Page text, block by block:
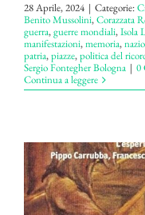
28 Aprile, 2024 | Categorie:
Benito Mussolini,Corazzata
guerra,guerre mondiali,Isola
manifestazioni,memoria,
patria,piazze,politica del
Sergio Fontegher Bologna | 0
Continua a leggere